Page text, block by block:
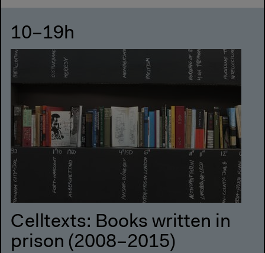
10–19h
Celltexts: Books written in
prison (2008–2015)